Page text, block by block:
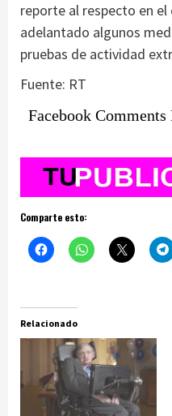
reporte al respecto en
adelantado algunos
pruebas de actividad
Fuente: RT
Facebook Comments
Comparte esto:
Relacionado